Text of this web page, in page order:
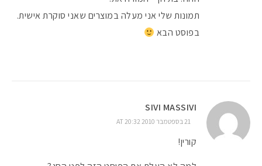
תמונות שלי אני מעלה במוצרים שאני סוקרת אישית.
בפוסט הבא
SIVI MASSIVI
21 בספטמבר 2010 AT 20:32
קורין!